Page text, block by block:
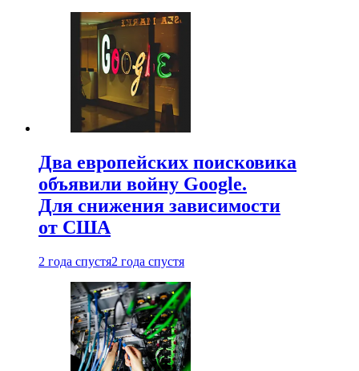
Два европейских поисковика
объявили войну Google.
Для снижения зависимости
от США
2 года спустя2 года спустя